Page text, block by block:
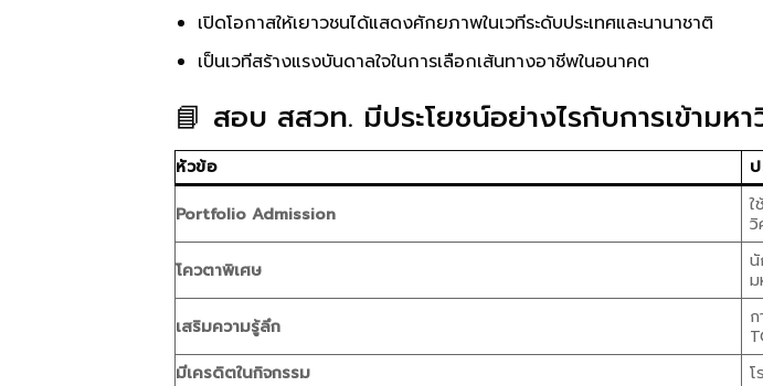
เปิดโอกาสให้เยาวชนได้แสดงศักยภาพในเวทีระดับประเทศและนานาชาติ
เป็นเวทีสร้างแรงบันดาลใจในการเลือกเส้นทางอาชีพในอนาคต
📘 สอบ สสวท. มีประโยชน์อย่างไรกับการเข้ามห
หัวข้อ
Portfolio Admission
ใ
โควตาพิเศษ
นั
ม
เสริมความรู้ลึก
มีเครดิตในกิจกรรม
โ